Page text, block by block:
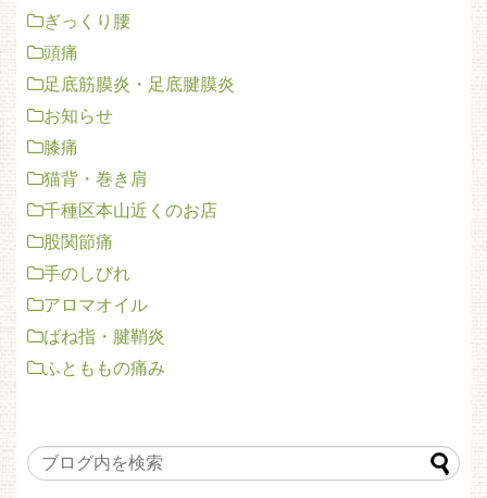
ぎっくり腰
頭痛
足底筋膜炎・足底腱膜炎
お知らせ
膝痛
猫背・巻き肩
千種区本山近くのお店
股関節痛
手のしびれ
アロマオイル
ばね指・腱鞘炎
ふとももの痛み